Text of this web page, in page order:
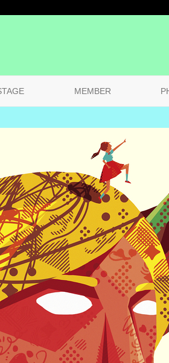
MEMBER